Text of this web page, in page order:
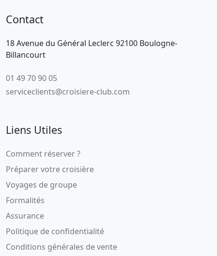
Contact
18 Avenue du Général Leclerc 92100 Boulogne-
Billancourt
01 49 70 90 05
serviceclients@croisiere-club.com
Liens Utiles
Comment réserver ?
Préparer votre croisière
Voyages de groupe
Formalités
Assurance
Politique de confidentialité
Conditions générales de vente